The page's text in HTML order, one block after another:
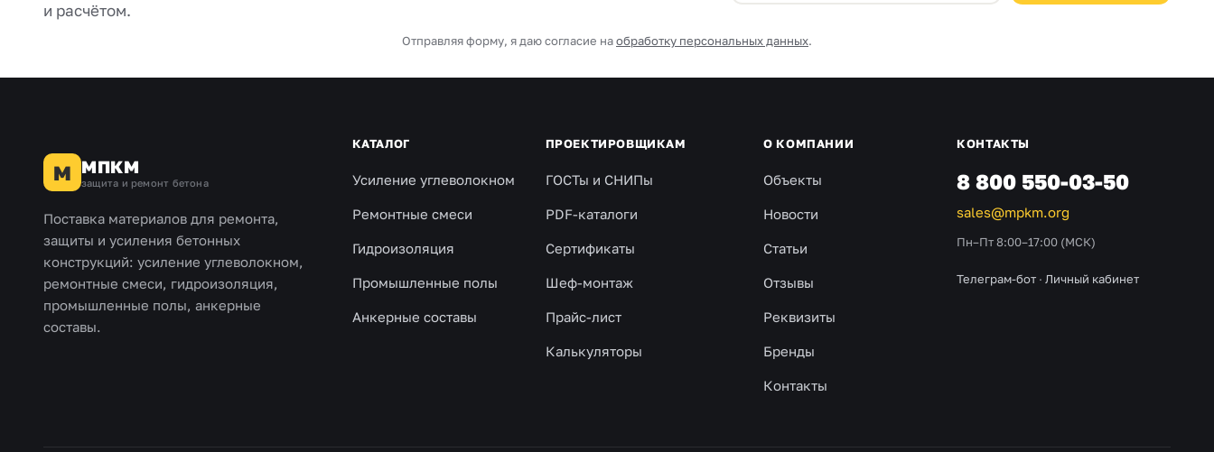
и расчётом.
Отправляя форму, я даю согласие наобработку персональных данных.
М МПКМ
защита и ремонт бетона
Поставка материалов для ремонта,
защиты и усиления бетонных
конструкций: усиление углеволокном,
ремонтные смеси, гидроизоляция,
промышленные полы, анкерные
составы.
КАТАЛОГ
Усиление углеволокном
Ремонтные смеси
Гидроизоляция
Промышленные полы
Анкерные составы
ПРОЕКТИРОВЩИКАМ
ГОСТы и СНИПы
PDF-каталоги
Сертификаты
Шеф-монтаж
Прайс-лист
Калькуляторы
О КОМПАНИИ
Объекты
Новости
Статьи
Отзывы
Реквизиты
Бренды
Контакты
КОНТАКТЫ
8 800 550-03-50
sales@mpkm.org
Пн–Пт 8:00–17:00 (МСК)
Телеграм-бот · Личный кабинет